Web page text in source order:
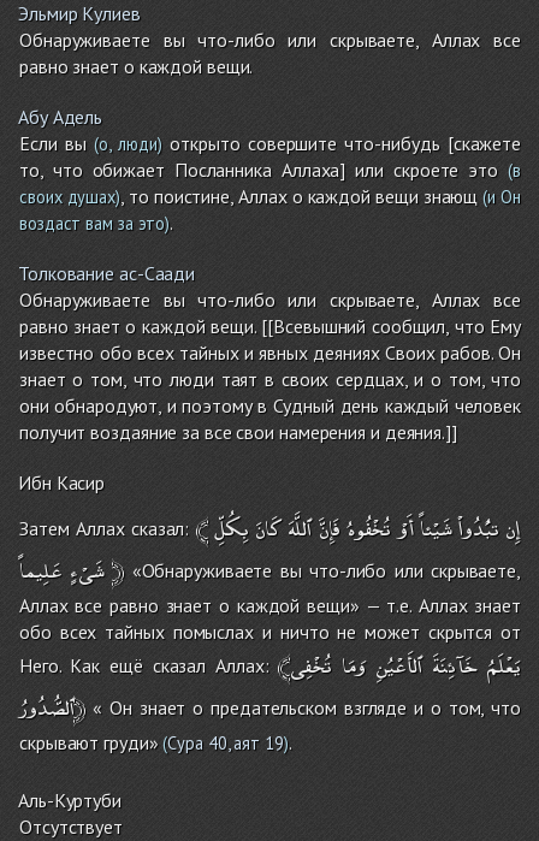
Эльмир Кулиев
Обнаруживаете вы что-либо или скрываете, Аллах все
равно знает о каждой вещи.
Абу Адель
Если вы(о, люди)открыто совершите что-нибудь [скажете
то, что обижает Посланника Аллаха] или скроете это (в
своих душах), то поистине, Аллах о каждой вещи знающ (и Он
воздаст вам за это).
Толкование ас-Саади
Обнаруживаете вы что-либо или скрываете, Аллах все
равно знает о каждой вещи. [[Всевышний сообщил, что Ему
известно обо всех тайных и явных деяниях Своих рабов. Он
знает о том, что люди таят в своих сердцах, и о том, что
они обнародуют, и поэтому в Судный день каждый человек
получит воздаяние за все свои намерения и деяния.]]
Ибн Касир
Затем Аллах сказал: ﴾ إِنتبُْدُواْشَيْئاًأَوْتُخْفُوهُفَإِنَّٱللَّهَكَانَبِكُلِّ
شَىْءٍ عَلِيماً ﴿«Обнаруживаете вы что-либо или скрываете,
Аллах все равно знает о каждой вещи» — т.е. Аллах знает
обо всех тайных помыслах и ничто не может скрытся от
Него. Как ещё сказал Аллах:
﴾يَعْلَمُ خَآئِنَةَ ٱلأَعْيُنِ وَمَا تُخْفِى
ٱلصُّدُورُ﴿« Он знает о предательском взгляде и о том, что
скрывают груди»(Сура 40, аят 19).
Аль-Куртуби
Отсутствует